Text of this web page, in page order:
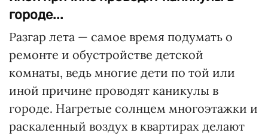
городе...
Разгар лета — самое время подумать о
ремонте и обустройстве детской
комнаты, ведь многие дети по той или
иной причине проводят каникулы в
городе. Нагретые солнцем многоэтажки и
раскаленный воздух в квартирах делают